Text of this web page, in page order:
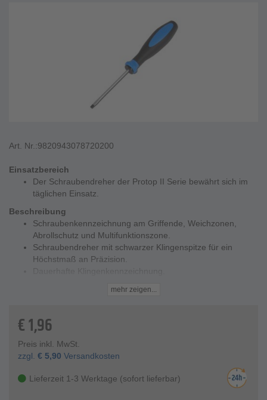
Art. Nr.:9820943078720200
Einsatzbereich
Der Schraubendreher der Protop II Serie bewährt sich im
täglichen Einsatz.
Beschreibung
Schraubenkennzeichnung am Griffende, Weichzonen,
Abrollschutz und Multifunktionszone.
Schraubendreher mit schwarzer Klingenspitze für ein
Höchstmaß an Präzision.
erlaubt eine verbesserte Krafteinleitung.
Drehzone maximalen Grip und leichtes Drehen.
Mattverchromte Klingen aus hochvergütetem Spezialstahl
DIN 5264 und ISO 2380
Klinge - 100 mm
mehr zeigen...
€1,96
Preis inkl. MwSt.
zzgl. € 5,90 Versandkosten
Lieferzeit 1-3 Werktage (sofort lieferbar)